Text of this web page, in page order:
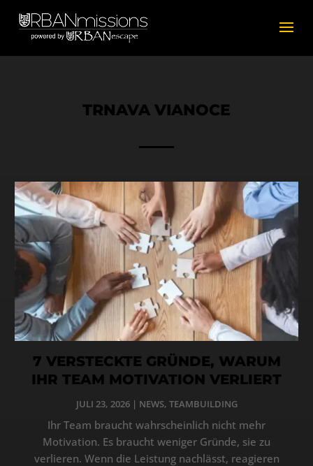
TRNAVA VIANOCE
7 VERSTECKTE GRÜNDE, WARUM
IHR TEAM MOTIVATION VERLIERT
JULI 23, 2026| NEWS, TEAMBUILDING
Ihr Team braucht wahrscheinlich nicht mehr
Motivation. Es braucht weniger Gründe, sie zu
verlieren. Wenn die Leistung nachlässt, reagieren